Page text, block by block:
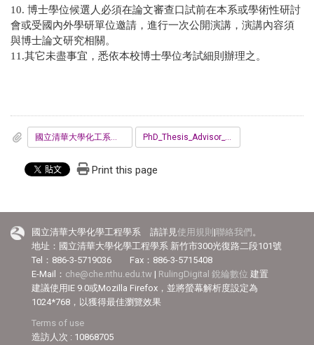
10. 博士學位候選人必須在論文審查口試前在本系或學術性研討
會或受國內外學研單位邀請，進行一次公開演講，演講內容須
與博士論文研究相關。
11.其它未盡事宜，悉依本校博士學位考試細則辦理之。
Print this page
國立清華大學化學工程學系 請詳見使用規則 |聯絡我們 。
地址：國立清華大學化學工程學系 新竹市300光復路二段101號
Tel：886-3-5719036 Fax：886-3-5715408
E-Mail： che@che.nthu.edu.tw | RulingDigital 銳綸數位 建置
建議使用IE 9.0或Mozilla Firefox，並將螢幕解析度設定為
1024*768，以獲得最佳瀏覽效果
Terms of use
造訪人次 : 10868705